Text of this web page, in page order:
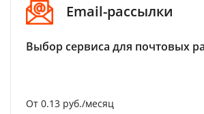
Email-рассылки
Выбор сервиса для почтовых
От 0.13 руб./месяц